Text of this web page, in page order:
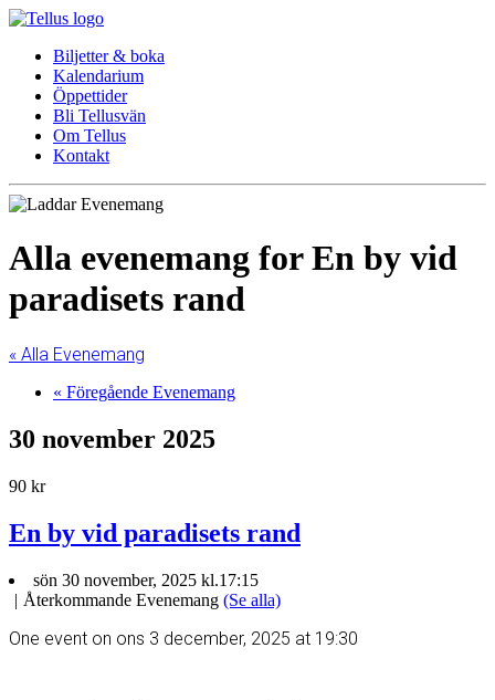
Biljetter & boka
Kalendarium
Öppettider
Bli Tellusvän
Om Tellus
Kontakt
Alla evenemang for En by vid
paradisets rand
« Alla Evenemang
« Föregående Evenemang
30 november 2025
90 kr
En by vid paradisets rand
sön 30 november, 2025 kl.17:15
| Återkommande Evenemang (Se alla)
One event on ons 3 december, 2025 at 19:30